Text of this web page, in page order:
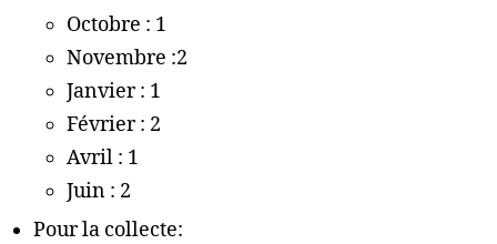
Octobre : 1
Novembre :2
Janvier : 1
Février : 2
Avril : 1
Juin : 2
Pour la collecte: